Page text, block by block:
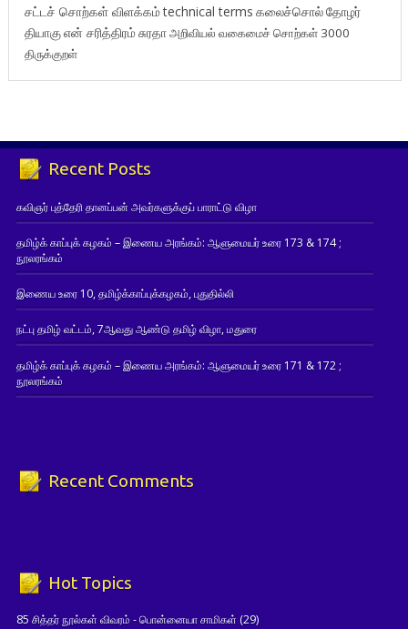
சட்டச் சொற்கள் விளக்கம்technical terms கலைச்சொல்தோழர்
தியாகுஎன் சரித்திரம்சுரதாஅறிவியல் வகைமைச் சொற்கள் 3000
திருக்குறள்
Recent Posts
கவிஞர் புத்தேரி தானப்பன் அவர்களுக்குப் பாராட்டு விழா
தமிழ்க் காப்புக் கழகம் – இணைய அரங்கம்: ஆளுமையர் உரை 173 & 174 ;
நூலரங்கம்
இணைய உரை 10, தமிழ்க்காப்புக்கழகம், புதுதில்லி
நட்பு தமிழ் வட்டம், 7ஆவது ஆண்டு தமிழ் விழா, மதுரை
தமிழ்க் காப்புக் கழகம் – இணைய அரங்கம்: ஆளுமையர் உரை 171 & 172 ;
நூலரங்கம்
Recent Comments
Hot Topics
85 சித்தர் நூல்கள் விவரம் - பொன்னையா சாமிகள் (29)